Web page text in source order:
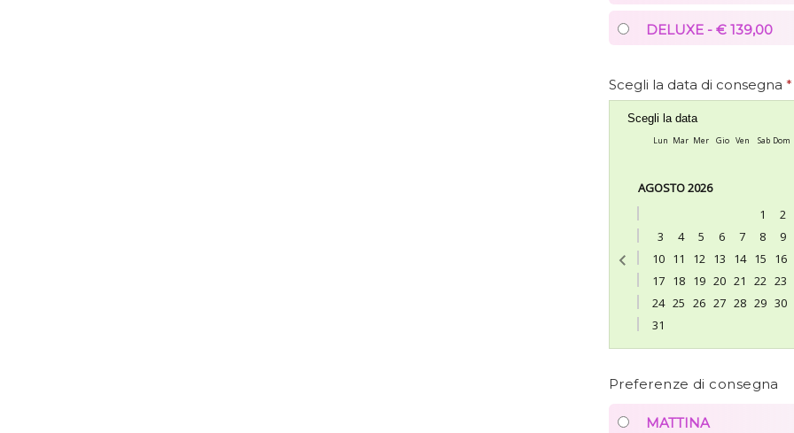
DELUXE - € 139,00
Scegli la data di consegna *
Scegli la data
Lun Mar Mer Gio Ven Sab Dom
AGOSTO 2026
1
2
3
4 5 6 7 8
9
10 11 12 13 14 15
16
17 18 19 20 21 22 23
24 25 26 27 28 29 30
31
Preferenze di consegna
MATTINA